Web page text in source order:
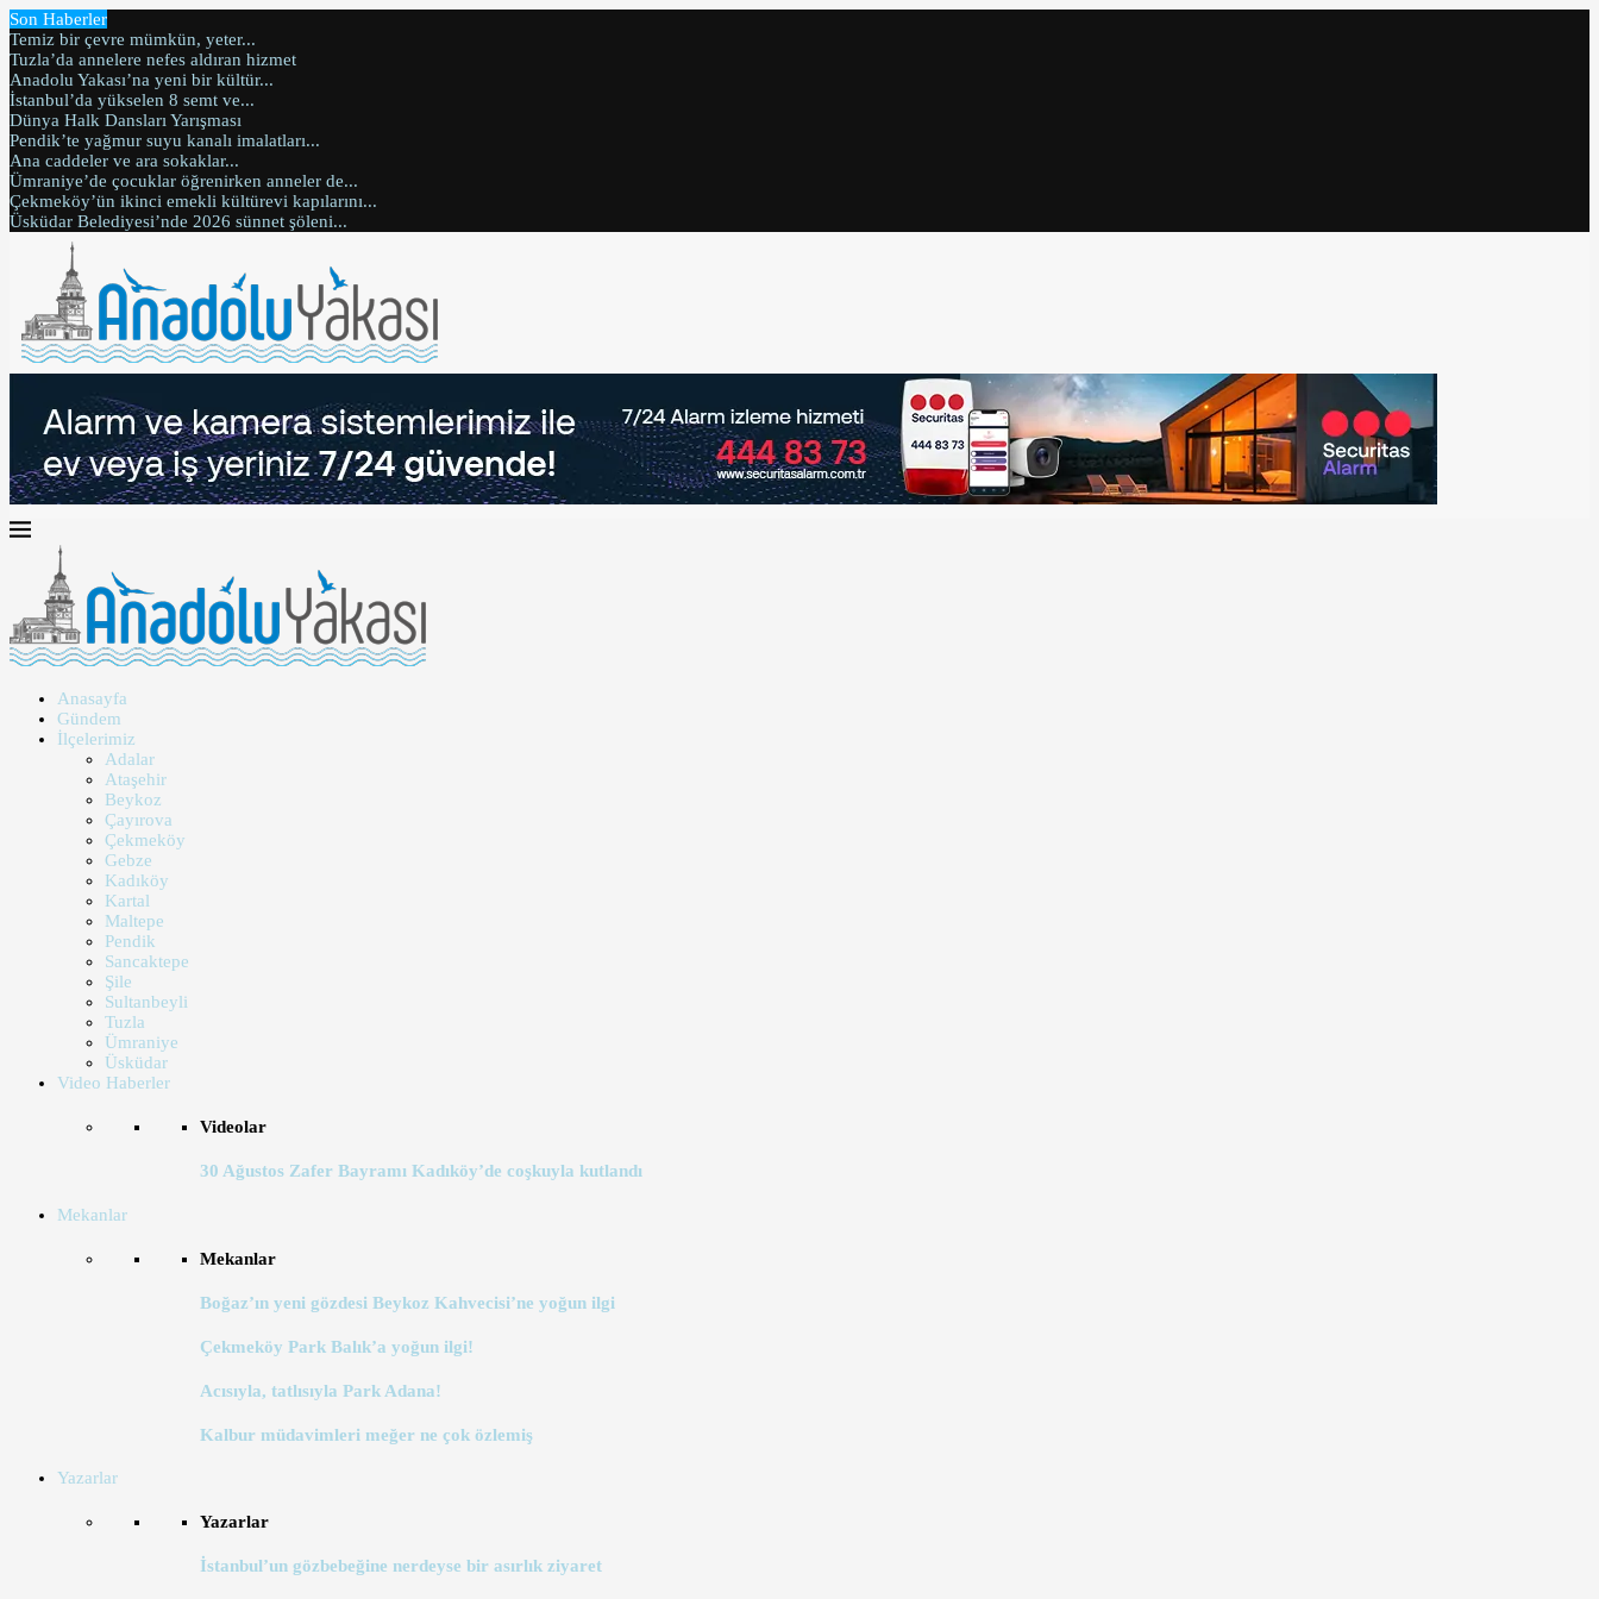
Son Haberler
Temiz bir çevre mümkün, yeter...
Tuzla’da annelere nefes aldıran hizmet
Anadolu Yakası’na yeni bir kültür...
İstanbul’da yükselen 8 semt ve...
Dünya Halk Dansları Yarışması
Pendik’te yağmur suyu kanalı imalatları...
Ana caddeler ve ara sokaklar...
Ümraniye’de çocuklar öğrenirken anneler de...
Çekmeköy’ün ikinci emekli kültürevi kapılarını...
Üsküdar Belediyesi’nde 2026 sünnet şöleni...
Anasayfa
Gündem
İlçelerimiz
Adalar
Ataşehir
Beykoz
Çayırova
Çekmeköy
Gebze
Kadıköy
Kartal
Maltepe
Pendik
Sancaktepe
Şile
Sultanbeyli
Tuzla
Ümraniye
Üsküdar
Video Haberler
Videolar
30 Ağustos Zafer Bayramı Kadıköy’de coşkuyla kutlandı
Mekanlar
Mekanlar
Boğaz’ın yeni gözdesi Beykoz Kahvecisi’ne yoğun ilgi
Çekmeköy Park Balık’a yoğun ilgi!
Acısıyla, tatlısıyla Park Adana!
Kalbur müdavimleri meğer ne çok özlemiş
Yazarlar
Yazarlar
İstanbul’un gözbebeğine nerdeyse bir asırlık ziyaret